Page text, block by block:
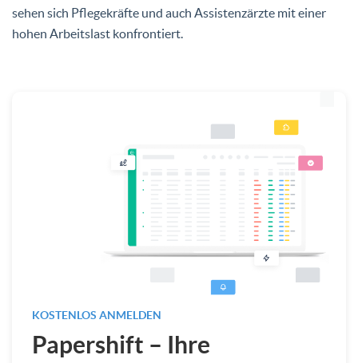
sehen sich Pflegekräfte und auch Assistenzärzte mit einer
hohen Arbeitslast konfrontiert.
KOSTENLOS ANMELDEN
Papershift – Ihre